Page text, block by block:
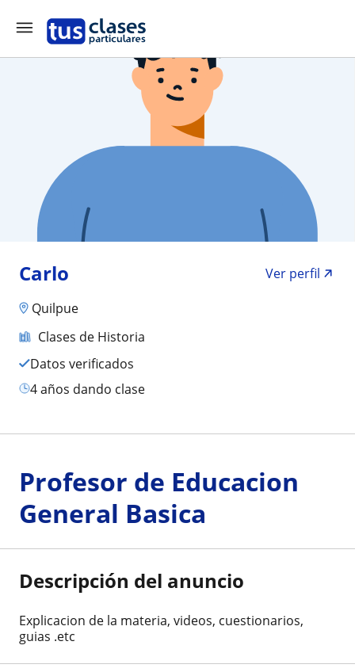
Carlo
Ver perfil
Quilpue
Clases de Historia
Datos verificados
4 años dando clase
Profesor de Educacion
General Basica
Descripción del anuncio
Explicacion de la materia, videos, cuestionarios,
guias .etc